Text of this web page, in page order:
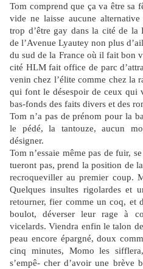
Tom comprend que ça va être sa
vide ne laisse aucune
trop d’être gay dans la cité de la
de l’Avenue Lyautey non plus
du sud de la France où il fait bon
cité HLM fait office de parc
venin chez l’élite comme chez la
qui font le désespoir de ceux qui
bas-fonds des faits divers et des
Tom n’a pas de prénom pour la
le pédé, la tantouze, aucun
désigner.
Tom n’essaie même pas de fuir,
tueront pas, prend la position de
recroqueviller au premier coup.
Quelques insultes rigolardes et
retourner, fier comme un coq, et
boulot, déverser leur rage à
vicelards. Viendra enfin le talon
peau encore épargné, doux
cinq minutes, Momo les
s’empê- cher d’avoir une brève